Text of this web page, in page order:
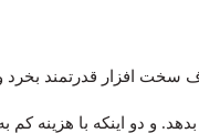
سخت افزار قدرتمند بخرد
بدهد. و دو اینکه با هزینه